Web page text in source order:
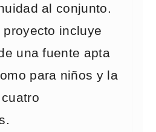
al conjunto.
incluye
una fuente apta
para niños y la